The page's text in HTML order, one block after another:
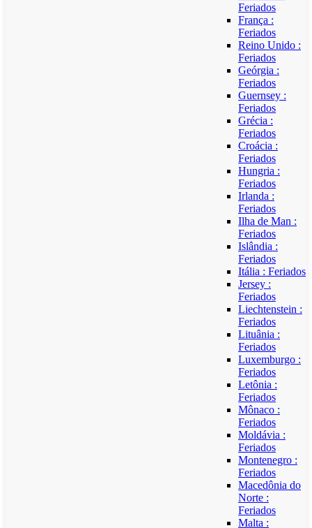
Feriados
França :
Feriados
Reino Unido :
Feriados
Geórgia :
Feriados
Guernsey :
Feriados
Grécia :
Feriados
Croácia :
Feriados
Hungria :
Feriados
Irlanda :
Feriados
Ilha de Man :
Feriados
Islândia :
Feriados
Itália : Feriados
Jersey :
Feriados
Liechtenstein :
Feriados
Lituânia :
Feriados
Luxemburgo :
Feriados
Letônia :
Feriados
Mônaco :
Feriados
Moldávia :
Feriados
Montenegro :
Feriados
Macedônia do
Norte :
Feriados
Malta :